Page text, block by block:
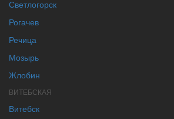
Светлогорск
Рогачев
Речица
Мозырь
Жлобин
ВИТЕБСКАЯ
Витебск